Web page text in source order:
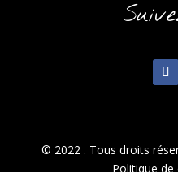
© 2022 . Tous droits
Politique